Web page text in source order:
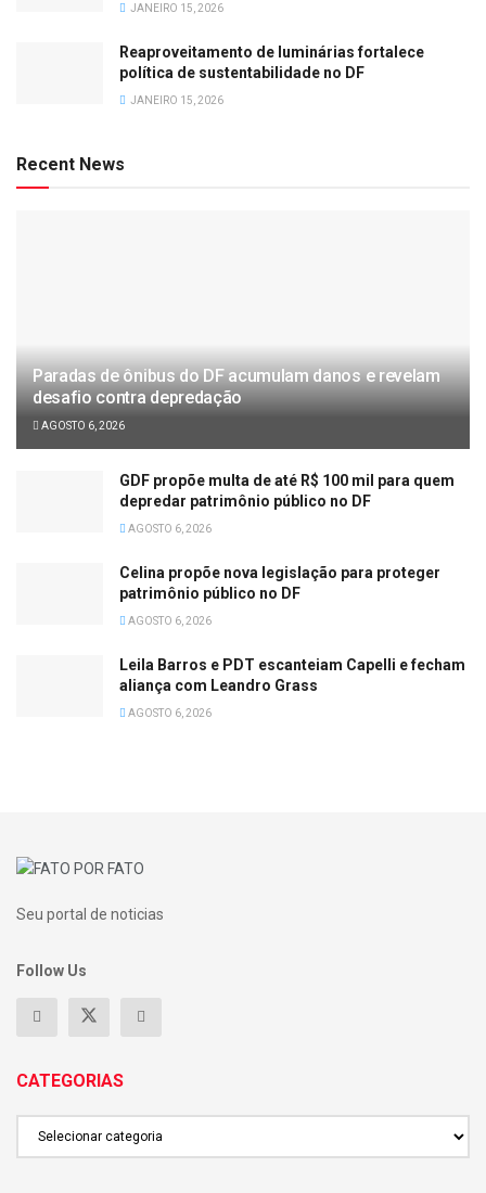
JANEIRO 15, 2026
Reaproveitamento de luminárias fortalece
política de sustentabilidade no DF
JANEIRO 15, 2026
Recent News
Paradas de ônibus do DF acumulam danos e revelam
desafio contra depredação
AGOSTO 6, 2026
GDF propõe multa de até R$ 100 mil para quem
depredar patrimônio público no DF
AGOSTO 6, 2026
Celina propõe nova legislação para proteger
patrimônio público no DF
AGOSTO 6, 2026
Leila Barros e PDT escanteiam Capelli e fecham
aliança com Leandro Grass
AGOSTO 6, 2026
Seu portal de noticias
Follow Us
CATEGORIAS